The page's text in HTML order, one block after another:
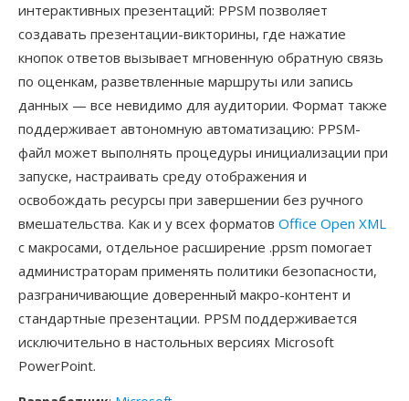
интерактивных презентаций: PPSM позволяет
создавать презентации-викторины, где нажатие
кнопок ответов вызывает мгновенную обратную связь
по оценкам, разветвленные маршруты или запись
данных — все невидимо для аудитории. Формат также
поддерживает автономную автоматизацию: PPSM-
файл может выполнять процедуры инициализации при
запуске, настраивать среду отображения и
освобождать ресурсы при завершении без ручного
вмешательства. Как и у всех форматов Office Open XML
с макросами, отдельное расширение .ppsm помогает
администраторам применять политики безопасности,
разграничивающие доверенный макро-контент и
стандартные презентации. PPSM поддерживается
исключительно в настольных версиях Microsoft
PowerPoint.